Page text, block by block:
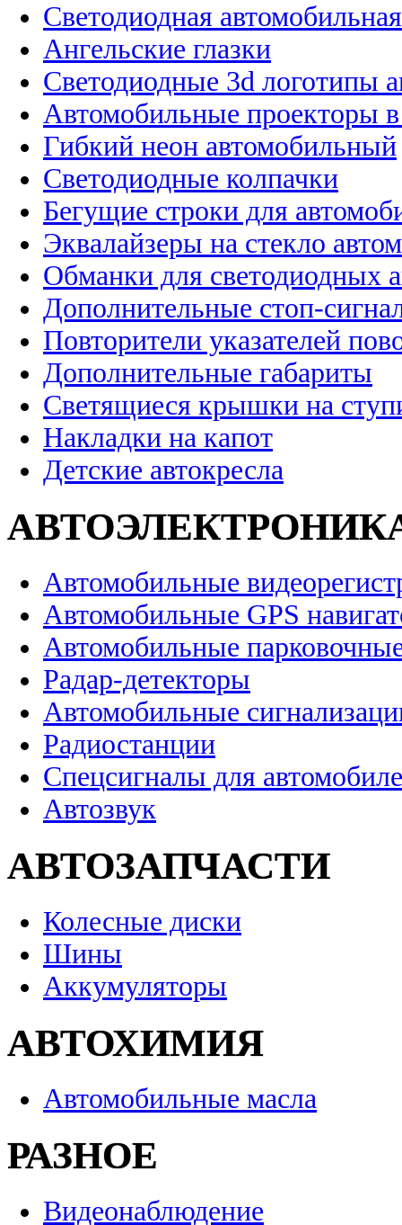
Светодиодная
Ангельские глазки
Светодиодные 3d логотипы
Автомобильные проекторы
Гибкий неон автомобильный
Светодиодные колпачки
Бегущие строки для
Эквалайзеры на стекло
Обманки для светодиодных
Дополнительные стоп-
Повторители указателей
Дополнительные габариты
Светящиеся крышки на
Накладки на капот
Детские автокресла
Автомобильные
Автомобильные GPS
Автомобильные
Радар-детекторы
Автомобильные
Радиостанции
Спецсигналы для
Автозвук
АВТОЗАПЧАСТИ
Колесные диски
Шины
Аккумуляторы
АВТОХИМИЯ
Автомобильные масла
РАЗНОЕ
Видеонаблюдение